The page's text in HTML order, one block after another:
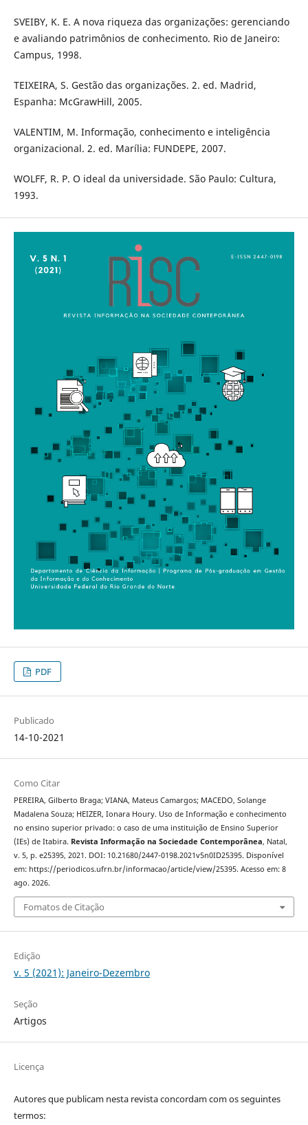
SVEIBY, K. E. A nova riqueza das organizações: gerenciando
e avaliando patrimônios de conhecimento. Rio de Janeiro:
Campus, 1998.
TEIXEIRA, S. Gestão das organizações. 2. ed. Madrid,
Espanha: McGrawHill, 2005.
VALENTIM, M. Informação, conhecimento e inteligência
organizacional. 2. ed. Marília: FUNDEPE, 2007.
WOLFF, R. P. O ideal da universidade. São Paulo: Cultura,
1993.
PDF
Publicado
14-10-2021
Como Citar
PEREIRA, Gilberto Braga; VIANA, Mateus Camargos; MACEDO, Solange
Madalena Souza; HEIZER, Ionara Houry. Uso de Informação e conhecimento
no ensino superior privado: o caso de uma instituição de Ensino Superior
(IEs) de Itabira. Revista Informação na Sociedade Contemporânea, Natal,
v. 5, p. e25395, 2021. DOI: 10.21680/2447-0198.2021v5n0ID25395. Disponível
em: https://periodicos.ufrn.br/informacao/article/view/25395. Acesso em: 8
ago. 2026.
Fomatos de Citação
Edição
v. 5 (2021): Janeiro-Dezembro
Seção
Artigos
Licença
Autores que publicam nesta revista concordam com os seguintes
termos: